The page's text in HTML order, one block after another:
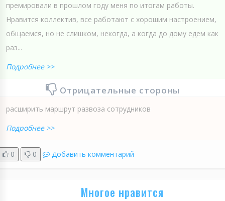
премировали в прошлом году меня по итогам работы.
Нравится коллектив, все работают с хорошим настроением,
общаемся, но не слишком, некогда, а когда до дому едем как
раз...
Подробнее >>
Отрицательные стороны
расширить маршрут развоза сотрудников
Подробнее >>
0 0 Добавить комментарий
Многое нравится